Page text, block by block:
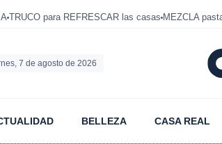
TRUCO para REFRESCAR las casas MEZCLA
7 de agosto de 2026
BELLEZA CASA REAL